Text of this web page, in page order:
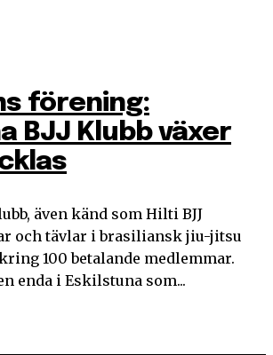
förening:
BJJ Klubb växer
även känd som Hilti BJJ
och tävlar i brasiliansk jiu-jitsu
100 betalande medlemmar.
enda i Eskilstuna som...